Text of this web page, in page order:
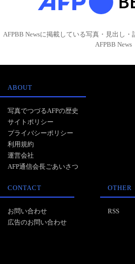
AFPBB Newsに掲載している写真・見出し
AFPBB News
ABOUT
写真でつづるAFPの歴史
サイトポリシー
プライバシーポリシー
利用規約
運営会社
AFP通信会長ごあいさつ
CONTACT
お問い合わせ
広告のお問い合わせ
OTHER
RSS